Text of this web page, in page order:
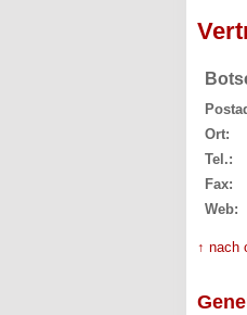
Ort:
Tel.:
Fax:
Web:
↑ nach